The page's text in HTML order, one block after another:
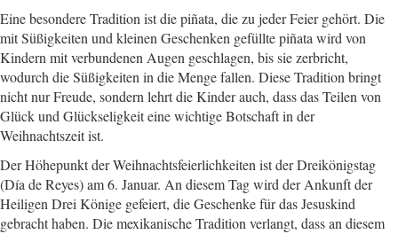
Eine besondere Tradition ist die piñata, die zu jeder Feier gehört. Die
mit Süßigkeiten und kleinen Geschenken gefüllte piñata wird von
Kindern mit verbundenen Augen geschlagen, bis sie zerbricht,
wodurch die Süßigkeiten in die Menge fallen. Diese Tradition bringt
nicht nur Freude, sondern lehrt die Kinder auch, dass das Teilen von
Glück und Glückseligkeit eine wichtige Botschaft in der
Weihnachtszeit ist.
Der Höhepunkt der Weihnachtsfeierlichkeiten ist der Dreikönigstag
(Día de Reyes) am 6. Januar. An diesem Tag wird der Ankunft der
Heiligen Drei Könige gefeiert, die Geschenke für das Jesuskind
gebracht haben. Die mexikanische Tradition verlangt, dass an diesem